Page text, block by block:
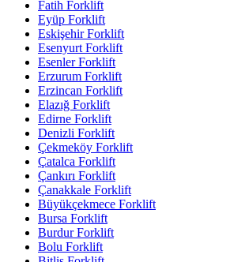
Fatih Forklift
Eyüp Forklift
Eskişehir Forklift
Esenyurt Forklift
Esenler Forklift
Erzurum Forklift
Erzincan Forklift
Elazığ Forklift
Edirne Forklift
Denizli Forklift
Çekmeköy Forklift
Çatalca Forklift
Çankırı Forklift
Çanakkale Forklift
Büyükçekmece Forklift
Bursa Forklift
Burdur Forklift
Bolu Forklift